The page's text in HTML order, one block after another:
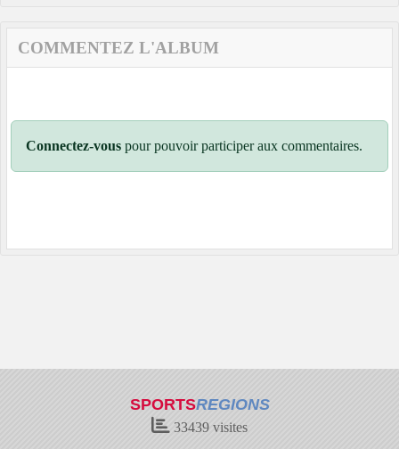
COMMENTEZ L'ALBUM
Connectez-vous pour pouvoir participer aux commentaires.
SPORTSREGIONS
33439 visites